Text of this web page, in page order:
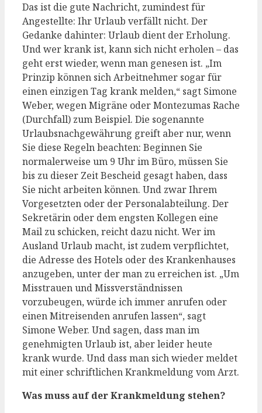
Das ist die gute Nachricht, zumindest für
Angestellte: Ihr Urlaub verfällt nicht. Der
Gedanke dahinter: Urlaub dient der Erholung.
Und wer krank ist, kann sich nicht erholen – das
geht erst wieder, wenn man genesen ist. „Im
Prinzip können sich Arbeitnehmer sogar für
einen einzigen Tag krank melden,“ sagt Simone
Weber, wegen Migräne oder Montezumas Rache
(Durchfall) zum Beispiel. Die sogenannte
Urlaubsnachgewährung greift aber nur, wenn
Sie diese Regeln beachten: Beginnen Sie
normalerweise um 9 Uhr im Büro, müssen Sie
bis zu dieser Zeit Bescheid gesagt haben, dass
Sie nicht arbeiten können. Und zwar Ihrem
Vorgesetzten oder der Personalabteilung. Der
Sekretärin oder dem engsten Kollegen eine
Mail zu schicken, reicht dazu nicht. Wer im
Ausland Urlaub macht, ist zudem verpflichtet,
die Adresse des Hotels oder des Krankenhauses
anzugeben, unter der man zu erreichen ist. „Um
Misstrauen und Missverständnissen
vorzubeugen, würde ich immer anrufen oder
einen Mitreisenden anrufen lassen“, sagt
Simone Weber. Und sagen, dass man im
genehmigten Urlaub ist, aber leider heute
krank wurde. Und dass man sich wieder meldet
mit einer schriftlichen Krankmeldung vom Arzt.
Was muss auf der Krankmeldung stehen?